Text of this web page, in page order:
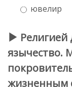
ювелир
Религией
язычество.
жизненным